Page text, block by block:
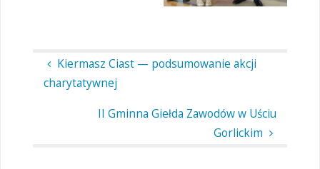
Kiermasz Ciast — podsumowanie akcji
charytatywnej
II Gminna Giełda Zawodów w Uściu
Gorlickim